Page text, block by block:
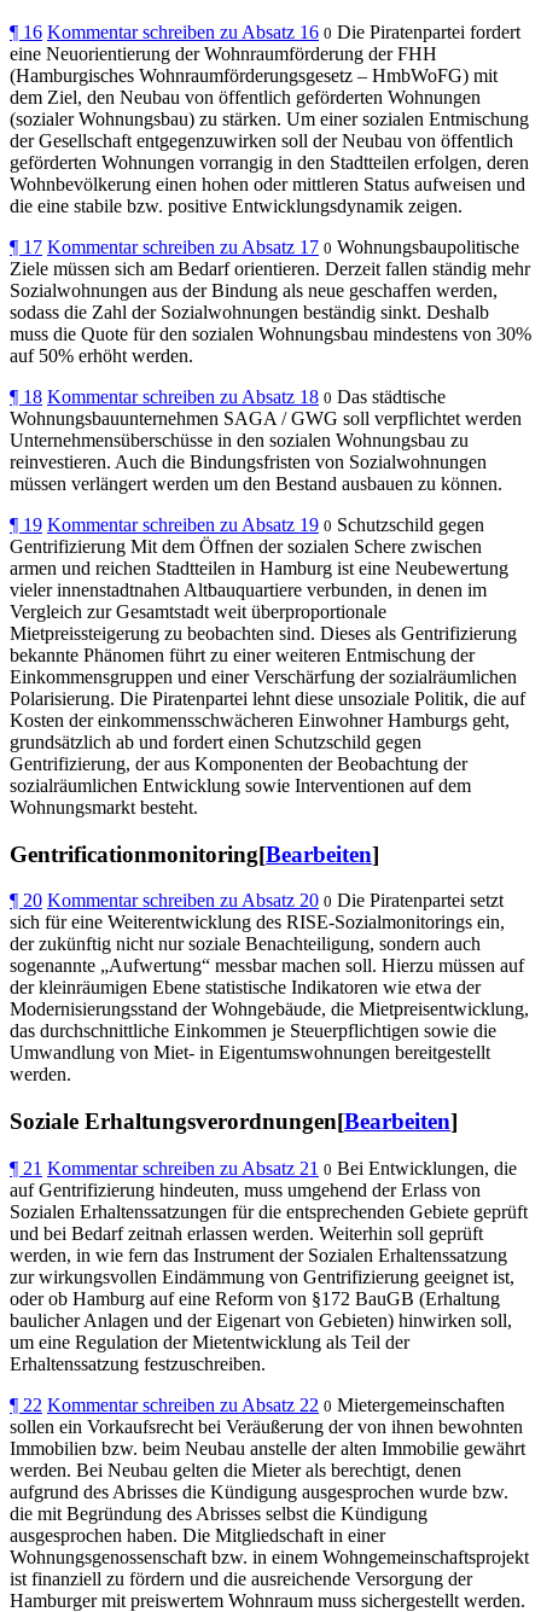
¶ 16 Kommentar schreiben zu Absatz 16 0 Die Piratenpartei fordert
eine Neuorientierung der Wohnraumförderung der FHH
(Hamburgisches Wohnraumförderungsgesetz – HmbWoFG) mit
dem Ziel, den Neubau von öffentlich geförderten Wohnungen
(sozialer Wohnungsbau) zu stärken. Um einer sozialen Entmischung
der Gesellschaft entgegenzuwirken soll der Neubau von öffentlich
geförderten Wohnungen vorrangig in den Stadtteilen erfolgen, deren
Wohnbevölkerung einen hohen oder mittleren Status aufweisen und
die eine stabile bzw. positive Entwicklungsdynamik zeigen.
¶ 17 Kommentar schreiben zu Absatz 17 0 Wohnungsbaupolitische
Ziele müssen sich am Bedarf orientieren. Derzeit fallen ständig mehr
Sozialwohnungen aus der Bindung als neue geschaffen werden,
sodass die Zahl der Sozialwohnungen beständig sinkt. Deshalb
muss die Quote für den sozialen Wohnungsbau mindestens von 30%
auf 50% erhöht werden.
¶ 18 Kommentar schreiben zu Absatz 18 0 Das städtische
Wohnungsbauunternehmen SAGA / GWG soll verpflichtet werden
Unternehmensüberschüsse in den sozialen Wohnungsbau zu
reinvestieren. Auch die Bindungsfristen von Sozialwohnungen
müssen verlängert werden um den Bestand ausbauen zu können.
¶ 19 Kommentar schreiben zu Absatz 19 0 Schutzschild gegen
Gentrifizierung Mit dem Öffnen der sozialen Schere zwischen
armen und reichen Stadtteilen in Hamburg ist eine Neubewertung
vieler innenstadtnahen Altbauquartiere verbunden, in denen im
Vergleich zur Gesamtstadt weit überproportionale
Mietpreissteigerung zu beobachten sind. Dieses als Gentrifizierung
bekannte Phänomen führt zu einer weiteren Entmischung der
Einkommensgruppen und einer Verschärfung der sozialräumlichen
Polarisierung. Die Piratenpartei lehnt diese unsoziale Politik, die auf
Kosten der einkommensschwächeren Einwohner Hamburgs geht,
grundsätzlich ab und fordert einen Schutzschild gegen
Gentrifizierung, der aus Komponenten der Beobachtung der
sozialräumlichen Entwicklung sowie Interventionen auf dem
Wohnungsmarkt besteht.
Gentrificationmonitoring[Bearbeiten]
¶ 20 Kommentar schreiben zu Absatz 20 0 Die Piratenpartei setzt
sich für eine Weiterentwicklung des RISE-Sozialmonitorings ein,
der zukünftig nicht nur soziale Benachteiligung, sondern auch
sogenannte „Aufwertung“ messbar machen soll. Hierzu müssen auf
der kleinräumigen Ebene statistische Indikatoren wie etwa der
Modernisierungsstand der Wohngebäude, die Mietpreisentwicklung,
das durchschnittliche Einkommen je Steuerpflichtigen sowie die
Umwandlung von Miet- in Eigentumswohnungen bereitgestellt
werden.
Soziale Erhaltungsverordnungen[Bearbeiten]
¶ 21 Kommentar schreiben zu Absatz 21 0 Bei Entwicklungen, die
auf Gentrifizierung hindeuten, muss umgehend der Erlass von
Sozialen Erhaltenssatzungen für die entsprechenden Gebiete geprüft
und bei Bedarf zeitnah erlassen werden. Weiterhin soll geprüft
werden, in wie fern das Instrument der Sozialen Erhaltenssatzung
zur wirkungsvollen Eindämmung von Gentrifizierung geeignet ist,
oder ob Hamburg auf eine Reform von §172 BauGB (Erhaltung
baulicher Anlagen und der Eigenart von Gebieten) hinwirken soll,
um eine Regulation der Mietentwicklung als Teil der
Erhaltenssatzung festzuschreiben.
¶ 22 Kommentar schreiben zu Absatz 22 0 Mietergemeinschaften
sollen ein Vorkaufsrecht bei Veräußerung der von ihnen bewohnten
Immobilien bzw. beim Neubau anstelle der alten Immobilie gewährt
werden. Bei Neubau gelten die Mieter als berechtigt, denen
aufgrund des Abrisses die Kündigung ausgesprochen wurde bzw.
die mit Begründung des Abrisses selbst die Kündigung
ausgesprochen haben. Die Mitgliedschaft in einer
Wohnungsgenossenschaft bzw. in einem Wohngemeinschaftsprojekt
ist finanziell zu fördern und die ausreichende Versorgung der
Hamburger mit preiswertem Wohnraum muss sichergestellt werden.